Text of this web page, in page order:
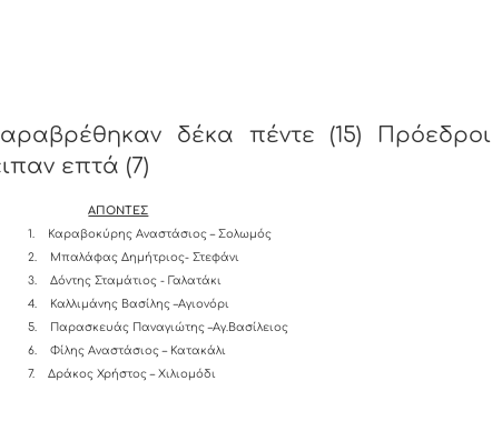
δέκα πέντε (15) Πρόεδροι
επτά (7)
ΑΠΟΝΤΕΣ
1.
Καραβοκύρης Αναστάσιος – Σολωμός
2.
Μπαλάφας Δημήτριος- Στεφάνι
3.
Δόντης Σταμάτιος - Γαλατάκι
4.
Καλλιμάνης Βασίλης –Αγιονόρι
5.
Παρασκευάς Παναγιώτης –Αγ.Βασίλειος
6.
Φίλης Αναστάσιος – Κατακάλι
7.
Δράκος Χρήστος – Χιλιομόδι